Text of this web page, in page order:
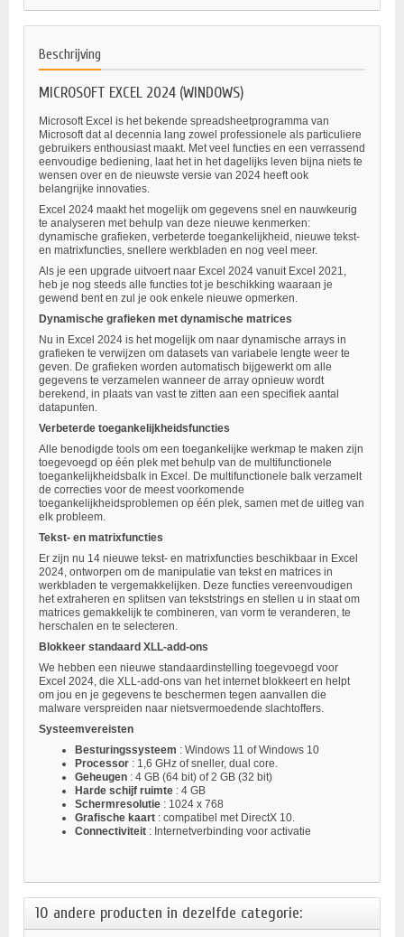
Beschrijving
MICROSOFT EXCEL 2024 (WINDOWS)
Microsoft Excel is het bekende spreadsheetprogramma van
Microsoft dat al decennia lang zowel professionele als particuliere
gebruikers enthousiast maakt. Met veel functies en een verrassend
eenvoudige bediening, laat het in het dagelijks leven bijna niets te
wensen over en de nieuwste versie van 2024 heeft ook
belangrijke innovaties.
Excel 2024 maakt het mogelijk om gegevens snel en nauwkeurig
te analyseren met behulp van deze nieuwe kenmerken:
dynamische grafieken, verbeterde toegankelijkheid, nieuwe tekst-
en matrixfuncties, snellere werkbladen en nog veel meer.
Als je een upgrade uitvoert naar Excel 2024 vanuit Excel 2021,
heb je nog steeds alle functies tot je beschikking waaraan je
gewend bent en zul je ook enkele nieuwe opmerken.
Dynamische grafieken met dynamische matrices
Nu in Excel 2024 is het mogelijk om naar dynamische arrays in
grafieken te verwijzen om datasets van variabele lengte weer te
geven. De grafieken worden automatisch bijgewerkt om alle
gegevens te verzamelen wanneer de array opnieuw wordt
berekend, in plaats van vast te zitten aan een specifiek aantal
datapunten.
Verbeterde toegankelijkheidsfuncties
Alle benodigde tools om een toegankelijke werkmap te maken zijn
toegevoegd op één plek met behulp van de multifunctionele
toegankelijkheidsbalk in Excel. De multifunctionele balk verzamelt
de correcties voor de meest voorkomende
toegankelijkheidsproblemen op één plek, samen met de uitleg van
elk probleem.
Tekst- en matrixfuncties
Er zijn nu 14 nieuwe tekst- en matrixfuncties beschikbaar in Excel
2024, ontworpen om de manipulatie van tekst en matrices in
werkbladen te vergemakkelijken. Deze functies vereenvoudigen
het extraheren en splitsen van tekststrings en stellen u in staat om
matrices gemakkelijk te combineren, van vorm te veranderen, te
herschalen en te selecteren.
Blokkeer standaard XLL-add-ons
We hebben een nieuwe standaardinstelling toegevoegd voor
Excel 2024, die XLL-add-ons van het internet blokkeert en helpt
om jou en je gegevens te beschermen tegen aanvallen die
malware verspreiden naar nietsvermoedende slachtoffers.
Systeemvereisten
Besturingssysteem : Windows 11 of Windows 10
Processor : 1,6 GHz of sneller, dual core.
Geheugen : 4 GB (64 bit) of 2 GB (32 bit)
Harde schijf ruimte : 4 GB
Schermresolutie : 1024 x 768
Grafische kaart : compatibel met DirectX 10.
Connectiviteit : Internetverbinding voor activatie
10 andere producten in dezelfde categorie: